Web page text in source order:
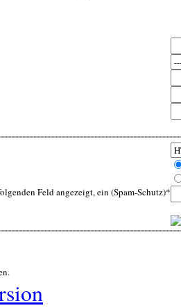
Feld angezeigt, ein (Spam-Schutz)*